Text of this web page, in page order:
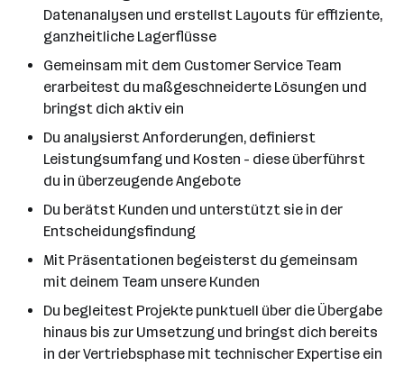
Datenanalysen und erstellst Layouts für effiziente,
ganzheitliche Lagerflüsse
Gemeinsam mit dem Customer Service Team
erarbeitest du maßgeschneiderte Lösungen und
bringst dich aktiv ein
Du analysierst Anforderungen, definierst
Leistungsumfang und Kosten - diese überführst
du in überzeugende Angebote
Du berätst Kunden und unterstützt sie in der
Entscheidungsfindung
Mit Präsentationen begeisterst du gemeinsam
mit deinem Team unsere Kunden
Du begleitest Projekte punktuell über die Übergabe
hinaus bis zur Umsetzung und bringst dich bereits
in der Vertriebsphase mit technischer Expertise ein